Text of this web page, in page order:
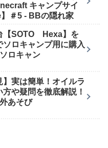
キャンプサイ
＃5 - BBの隠れ家
【SOTO Hexa】を
ソロキャンプ用に購入
ロキャン
】実は簡単！オイルラ
方や疑問を徹底解説！
あそび